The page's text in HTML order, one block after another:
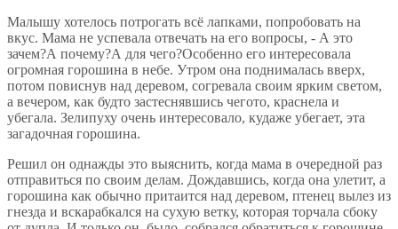
Малышу хотелось потрогать всё лапками, попробовать на
вкус. Мама не успевала отвечать на его вопросы, - А это
зачем?А почему?А для чего?Особенно его интересовала
огромная горошина в небе. Утром она поднималась вверх,
потом повиснув над деревом, согревала своим ярким светом,
а вечером, как будто застеснявшись чегото, краснела и
убегала. Зелипуху очень интересовало, кудаже убегает, эта
загадочная горошина.
Решил он однажды это выяснить, когда мама в очередной раз
отправиться по своим делам. Дождавшись, когда она улетит, а
горошина как обычно притаится над деревом, птенец вылез из
гнезда и вскарабкался на сухую ветку, которая торчала сбоку